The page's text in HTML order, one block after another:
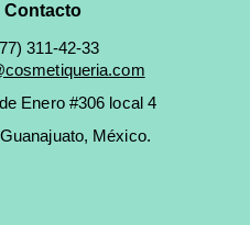
Contacto
311-42-33
Enero #306 local 4
México.